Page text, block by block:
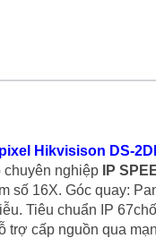
Hikvisison DS-
chuyên nghiệp
IP
số 16X. Góc quay:
Tiêu chuẩn IP
trợ cấp nguồn qua